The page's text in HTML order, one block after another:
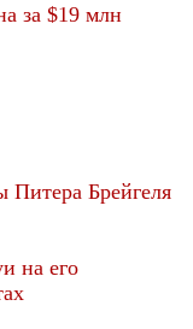
за $19 млн
Питера Брейгеля
на его